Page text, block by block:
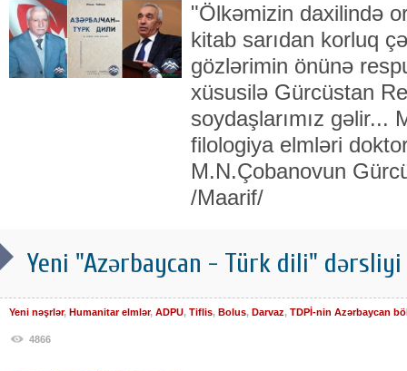
"Ölkəmizin daxilində
kitab sarıdan korluq
gözlərimin önünə
xüsusilə Gürcüstan
soydaşlarımız gəlir...
filologiya elmləri
M.N.Çobanovun
/Maarif/
Yeni "Azərbaycan - Türk dili" dərsliyi
Yeni nəşrlər, Humanitar elmlər, ADPU, Tiflis, Bolus, Darvaz, TDPİ-nin Azərbaycan
4866